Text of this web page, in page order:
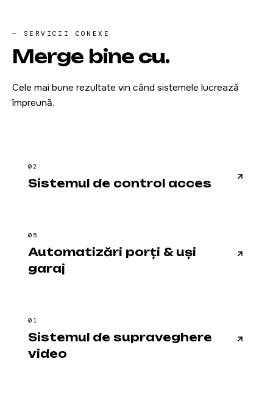
— SERVICII CONEXE
Merge bine cu.
Cele mai bune rezultate vin când sistemele lucrează
împreună.
02
Sistemul de control acces
05
Automatizări porți & uși
garaj
01
Sistemul de supraveghere
video